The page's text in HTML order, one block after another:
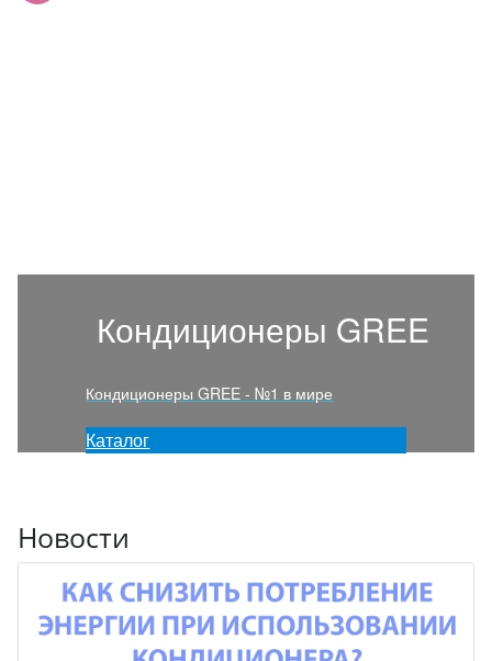
Кондиционеры GREE
Кондиционеры GREE - №1 в мире
Каталог
Новости